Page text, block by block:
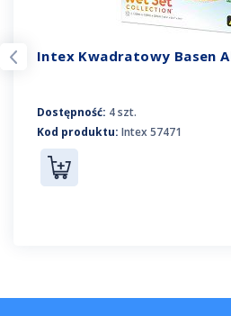
Intex Kwadratowy Basen
Dostępność: 4 szt.
Kod produktu: Intex 57471